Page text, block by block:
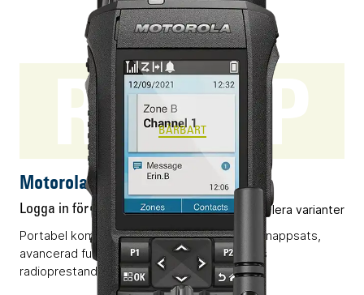
R7 FKP
BÄRBART
Motorola R7 FKP
Logga in för pris Flera varianter
Portabel komradio (DMR) med display och knappsats,
avancerad funktionalitet och kompromisslös
radioprestanda.